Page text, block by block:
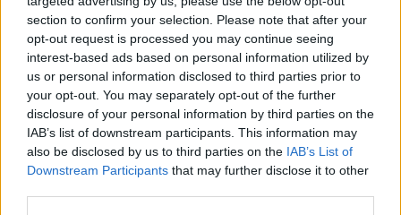
section to confirm your selection. Please note that after your
opt-out request is processed you may continue seeing
interest-based ads based on personal information utilized by
us or personal information disclosed to third parties prior to
your opt-out. You may separately opt-out of the further
disclosure of your personal information by third parties on the
IAB’s list of downstream participants. This information may
also be disclosed by us to third parties on the IAB’s List of
Downstream Participants that may further disclose it to other
Αθηνά Οικονομάκου – Μπρούνο Τσερέλα:
Κολύμπησαν με καρχαρίες και σαλάχια στη
μαγευτική Μπόρα Μπόρα